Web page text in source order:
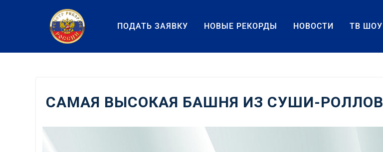
содержанию
ПОДАТЬ ЗАЯВКУ НОВЫЕ РЕКОРДЫ НОВОСТИ ТВ ШОУ
САМАЯ ВЫСОКАЯ БАШНЯ ИЗ СУШИ-РОЛЛОВ